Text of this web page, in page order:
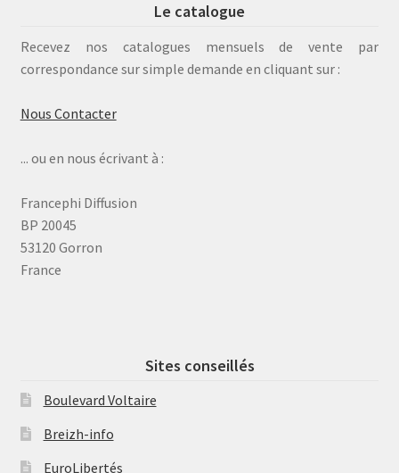
Le catalogue
Recevez nos catalogues mensuels de vente par
correspondance sur simple demande en cliquant sur :
Nous Contacter
... ou en nous écrivant à :
Francephi Diffusion
BP 20045
53120 Gorron
France
Sites conseillés
Boulevard Voltaire
Breizh-info
EuroLibertés